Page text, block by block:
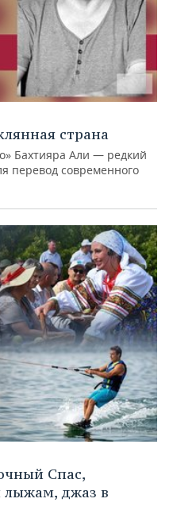
страна
Бахтияра Али — редкий
перевод современного
Спас,
лыжам, джаз в